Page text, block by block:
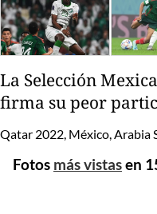
La Selección
firma su peor
Qatar 2022, México, Arabia
Fotos más vistasen